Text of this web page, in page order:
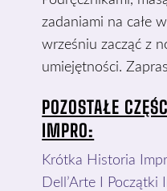
zadaniami na całe
wrześniu zacząć z
umiejętności.
POZOSTAŁE
IMPRO:
Krótka Historia
Dell’Arte I Początki